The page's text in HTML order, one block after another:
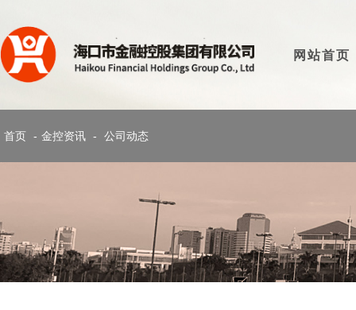
网站首页
首页 - 金控资讯 - 公司动态